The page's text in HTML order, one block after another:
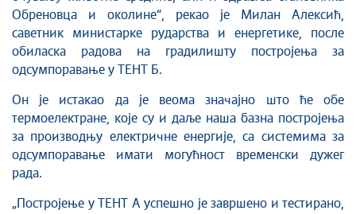
Обреновца и околине“, рекао је Милан Алексић,
саветник министарке рударства и енергетике, после
обиласка радова на градилишту постројења за
одсумпоравање у ТЕНТ Б.
Он је истакао да је веома значајно што ће обе
термоелектране, које су и даље наша базна постројења
за производњу електричне енергије, са системима за
одсумпоравање имати могућност временски дужег
рада.
„Постројење у ТЕНТ А успешно је завршено и тестирано,